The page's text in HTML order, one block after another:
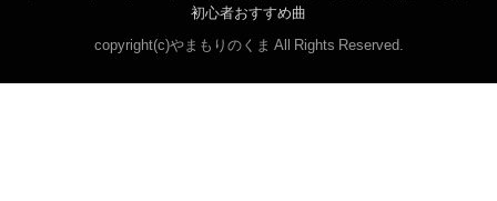
初心者おすすめ曲
copyright(c)やまもりのくま All Rights Reserved.